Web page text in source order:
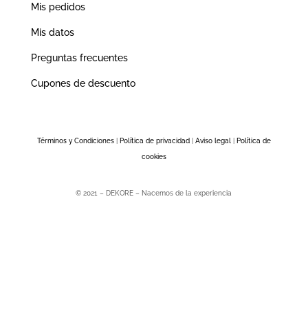
Mis pedidos
Mis datos
Preguntas frecuentes
Cupones de descuento
Términos y Condiciones| Política de privacidad Aviso legal Política de
cookies
© 2021 – DEKORE – Nacemos de la experiencia